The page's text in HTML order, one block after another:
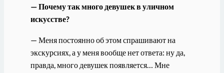
— Почему так много девушек в уличном
искусстве?
— Меня постоянно об этом спрашивают на
экскурсиях, а у меня вообще нет ответа: ну да,
правда, много девушек появляется… Мне